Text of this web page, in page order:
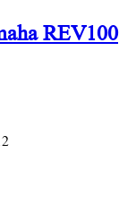
REV100